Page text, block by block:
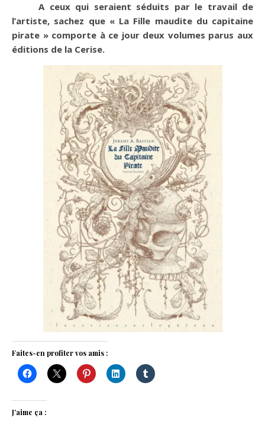
A ceux qui seraient séduits par le travail de
l’artiste, sachez que « La Fille maudite du capitaine
pirate » comporte à ce jour deux volumes parus aux
éditions de la Cerise.
Faites-en profiter vos amis :
J’aime ça :